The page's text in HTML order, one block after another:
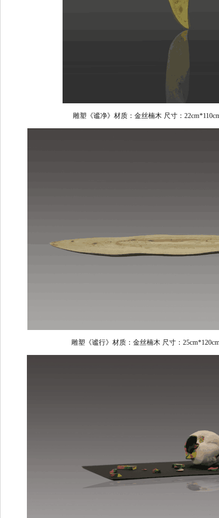
雕塑《谧净》材质：金丝楠木 尺寸：
雕塑《谧行》材质：金丝楠木 尺寸：